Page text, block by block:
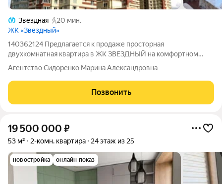
Звёздная
20 мин.
ЖК «Звездный»
140362124 Предлагается к продаже просторная
двухкомнатная квартира в ЖК ЗВЕЗДНЫЙ на комфортном
седьмом этаже. Квартира состоит из двух комнат и
просторной кухни В комнатах окна-эркеры и элегантный
балкон на кухне. Квартира очень тёплая и тихая, окна
Агентство Сидоренко Марина Александровна
Позвонить
19 500 000 ₽
53 м² 2-комн. квартира 24 этаж из 25
новостройка онлайн показ